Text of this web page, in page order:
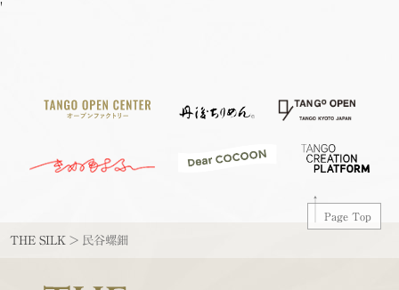
'
Page Top
THE SILK > 民谷螺鈿